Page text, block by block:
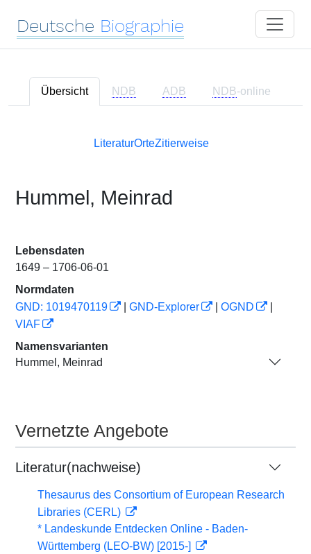
Deutsche Biographie
Übersicht NDB ADB NDB-online
LiteraturOrteZitierweise
Hummel, Meinrad
Lebensdaten
1649 – 1706-06-01
Normdaten
GND: 1019470119
GND-Explorer OGND
VIAF
Namensvarianten
Hummel, Meinrad
Vernetzte Angebote
Literatur(nachweise)
Thesaurus des Consortium of European Research
Libraries (CERL)
* Landeskunde Entdecken Online - Baden-
Württemberg (LEO-BW) [2015-]